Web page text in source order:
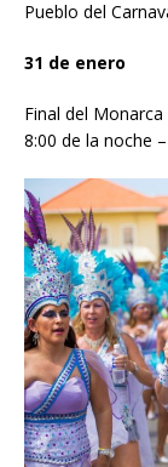
Pueblo del
31 de enero
Final del
8:00 de la noche